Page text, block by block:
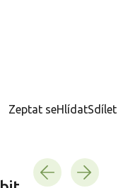
Zeptat seHlídatSdílet